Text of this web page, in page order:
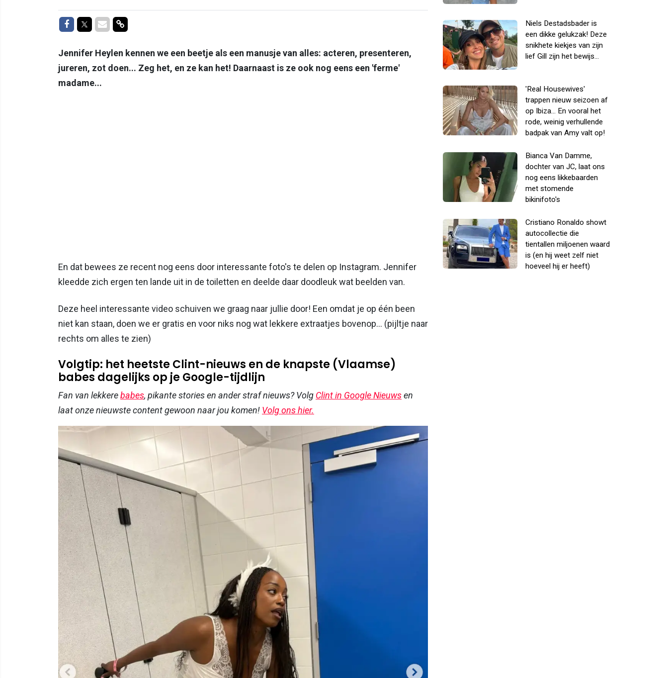
Delen op Facebook
Delen op Twitter
Delen via Mail
Delen via link
Jennifer Heylen kennen we een beetje als een manusje van alles: acteren, presenteren,
jureren, zot doen... Zeg het, en ze kan het! Daarnaast is ze ook nog eens een 'ferme'
madame...
En dat bewees ze recent nog eens door interessante foto's te delen op Instagram. Jennifer
kleedde zich ergen ten lande uit in de toiletten en deelde daar doodleuk wat beelden van.
Deze heel interessante video schuiven we graag naar jullie door! Een omdat je op één been
niet kan staan, doen we er gratis en voor niks nog wat lekkere extraatjes bovenop... (pijltje naar
rechts om alles te zien)
Volgtip: het heetste Clint-nieuws en de knapste (Vlaamse)
babes dagelijks op je Google-tijdlijn
Fan van lekkerebabes, pikante stories en ander straf nieuws? Volg Clint in Google Nieuwsen
laat onze nieuwste content gewoon naar jou komen! Volg ons hier.
Niels Destadsbader is
een dikke gelukzak! Deze
snikhete kiekjes van zijn
lief Gill zijn het bewijs...
'Real Housewives'
trappen nieuw seizoen af
op Ibiza... En vooral het
rode, weinig verhullende
badpak van Amy valt op!
Bianca Van Damme,
dochter van JC, laat ons
nog eens likkebaarden
met stomende
bikinifoto's
Cristiano Ronaldo showt
autocollectie die
tientallen miljoenen waard
is (en hij weet zelf niet
hoeveel hij er heeft)